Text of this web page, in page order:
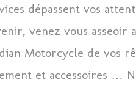
dépassent vos
venez vous asseoir
Motorcycle de vos
et accessoires …